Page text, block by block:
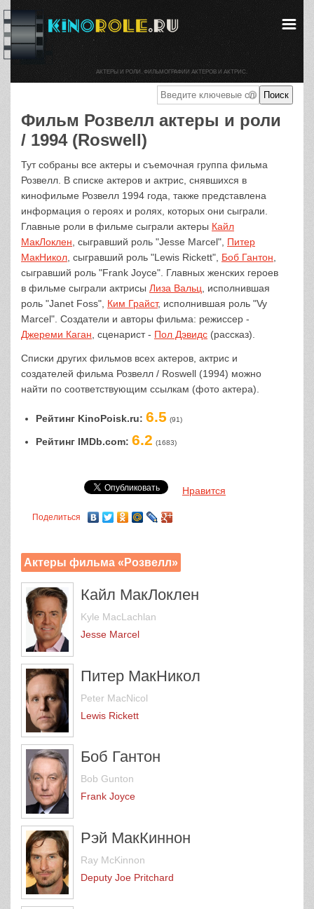
Фильм Розвелл актеры и роли
/ 1994 (Roswell)
Тут собраны все актеры и съемочная группа фильма
Розвелл. В списке актеров и актрис, снявшихся в
кинофильме Розвелл 1994 года, также представлена
информация о героях и ролях, которых они сыграли.
Главные роли в фильме сыграли актеры Кайл
МакЛоклен , сыгравший роль "Jesse Marcel", Питер
МакНикол , сыгравший роль "Lewis Rickett", Боб Гантон
сыгравший роль "Frank Joyce". Главных женских героев
в фильме сыграли актрисы Лиза Вальц , исполнившая
роль "Janet Foss", Ким Грайст, исполнившая роль "Vy
Marcel". Создатели и авторы фильма: режиссер -
Джереми Каган , сценарист - Пол Дэвидс (рассказ).
Списки других фильмов всех актеров, актрис и
создателей фильма Розвелл / Roswell (1994) можно
найти по соответствующим ссылкам (фото актера).
Рейтинг KinoPoisk.ru: 6.5 (91)
Рейтинг IMDb.com: 6.2 (1683)
Нравится
Поделиться
Актеры фильма «Розвелл»
Кайл МакЛоклен
Kyle MacLachlan
Jesse Marcel
Питер МакНикол
Peter MacNicol
Lewis Rickett
Боб Гантон
Bob Gunton
Frank Joyce
Рэй МакКиннон
Ray McKinnon
Deputy Joe Pritchard
АКТЕРЫ И РОЛИ. ФИЛЬМОГРАФИИ АКТЕРОВ И АКТРИС.